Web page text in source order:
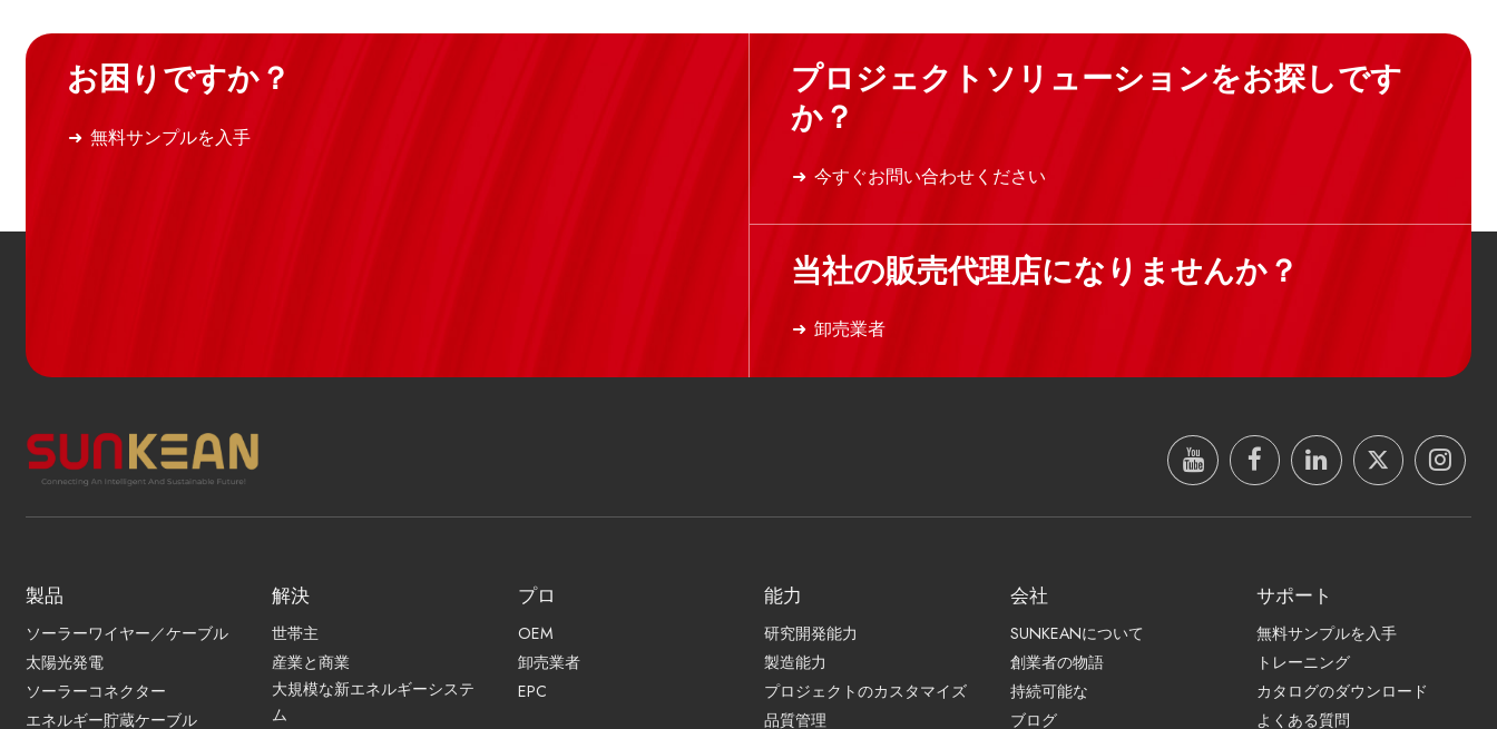
お困りですか？
無料サンプルを入手
プロジェクトソリューションをお探しです
か？
今すぐお問い合わせください
当社の販売代理店になりませんか？
卸売業者
製品
ソーラーワイヤー／ケーブル
太陽光発電
ソーラーコネクター
エネルギー貯蔵ケーブル
解決
世帯主
産業と商業
大規模な新エネルギーシステ
ム
プロ
OEM
卸売業者
EPC
能力
研究開発能力
製造能力
プロジェクトのカスタマイズ
品質管理
会社
SUNKEANについて
創業者の物語
持続可能な
ブログ
サポート
無料サンプルを入手
トレーニング
カタログのダウンロード
よくある質問